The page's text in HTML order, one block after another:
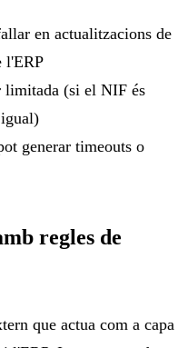
en actualitzacions de
l'ERP
limitada (si el NIF és
generar timeouts o
regles de
que actua com a capa